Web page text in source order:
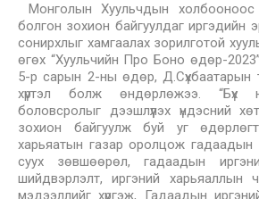
Монголын Хуульчдын
болгон зохион байгуулдаг иргэдийн
сонирхлыг хамгаалах зорилготой хууль
өгөх “Хуульчийн Про Боно өдөр-
5-р сарын 2-ны өдөр, Д.Сүхбаатарын
хүртэл болж өндөрлөжээ. “Бүх
боловсролыг дээшлүүлэх үндэсний
зохион байгуулж буй уг
харьяатын газар оролцож гадаадын
суух зөвшөөрөл, гадаадын
шийдвэрлэлт, иргэний харьяаллын
мэдээллийг хүргэж, Гадаадын